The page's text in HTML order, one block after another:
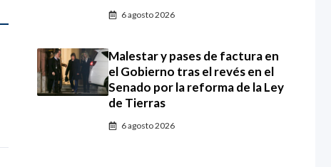
6 agosto 2026
Malestar y pases de factura en
el Gobierno tras el revés en el
Senado por la reforma de la Ley
de Tierras
6 agosto 2026